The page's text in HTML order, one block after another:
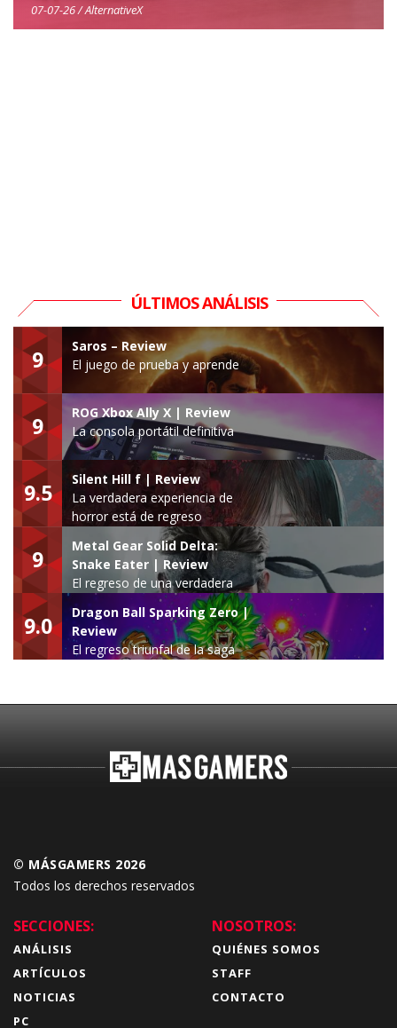
07-07-26 / AlternativeX
ÚLTIMOS ANÁLISIS
9
Saros – Review
El juego de prueba y aprende
9
ROG Xbox Ally X | Review
La consola portátil definitiva
9.5
Silent Hill f | Review
La verdadera experiencia de
horror está de regreso
9
Metal Gear Solid Delta:
Snake Eater | Review
El regreso de una verdadera
leyenda
9.0
Dragon Ball Sparking Zero |
Review
El regreso triunfal de la saga
© MÁSGAMERS 2026
Todos los derechos reservados
SECCIONES:
ANÁLISIS
ARTÍCULOS
NOTICIAS
PC
NOSOTROS:
QUIÉNES SOMOS
STAFF
CONTACTO